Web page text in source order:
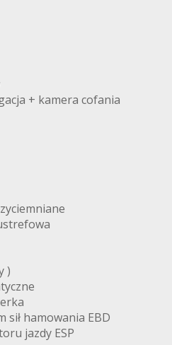
+ kamera cofania
)
sił hamowania EBD
jazdy ESP